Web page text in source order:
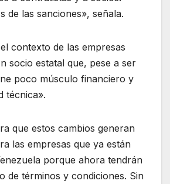
de las sanciones», señala.
contexto de las empresas
socio estatal que, pese a ser
poco músculo financiero y
técnica».
que estos cambios generan
las empresas que ya están
porque ahora tendrán
de términos y condiciones. Sin